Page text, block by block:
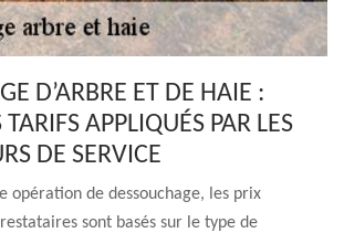
D’ARBRE ET DE HAIE :
APPLIQUÉS PAR LES
DE SERVICE
opération de dessouchage, les prix
sont basés sur le type de